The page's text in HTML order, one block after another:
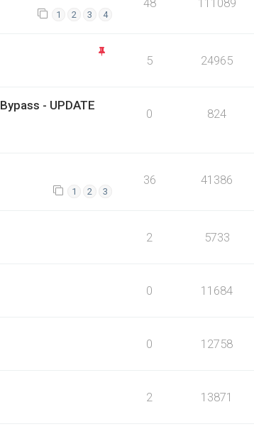
1 2 3 4
48 111089
5 24965
- UPDATE
0 824
1 2 3
36 41386
2 5733
0 11684
0 12758
2 13871